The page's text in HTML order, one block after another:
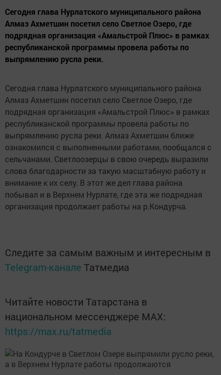
Сегодня глава Нурлатского муниципального района
Алмаз Ахметшин посетил село Светлое Озеро, где
подрядная организация «Амальстрой Плюс» в рамках
республиканской программы провела работы по
выпрямлению русла реки.
Сегодня глава Нурлатского муниципального района
Алмаз Ахметшин посетил село Светлое Озеро, где
подрядная организация «Амальстрой Плюс» в рамках
республиканской программы провела работы по
выпрямлению русла реки. Алмаз Ахметшин ближе
ознакомился с выполненными работами, пообщался с
сельчанами. Светлоозерцы в свою очередь выразили
слова благодарности за такую масштабную работу и
внимание к их селу. В этот же дел глава района
побывал и в Верхнем Нурлате, где эта же подрядная
организация продолжает работы на р.Кондурча.
Следите за самым важным и интересным в
Telegram-канале Татмедиа
Читайте новости Татарстана в
национальном мессенджере MАХ:
https://max.ru/tatmedia